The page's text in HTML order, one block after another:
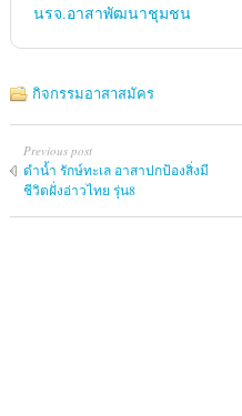
นรจ.อาสาพัฒนาชุมชน
กิจกรรมอาสาสมัคร
Previous post
ดำน้ำ รักษ์ทะเล อาสาปกป้องสิ่งมี
ชีวิตฝั่งอ่าวไทย รุ่น8